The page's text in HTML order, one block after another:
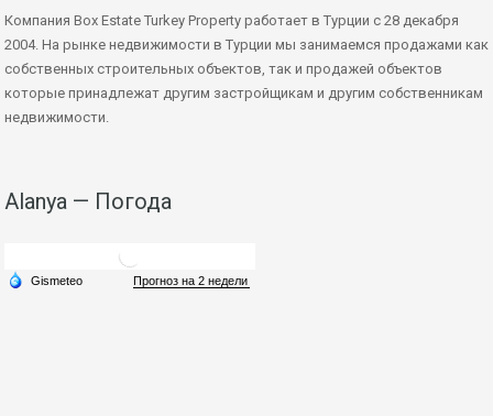
Компания Box Estate Turkey Property работает в Турции с 28 декабря
2004. На рынке недвижимости в Турции мы занимаемся продажами как
собственных строительных объектов, так и продажей объектов
которые принадлежат другим застройщикам и другим собственникам
недвижимости.
Alanya — Погода